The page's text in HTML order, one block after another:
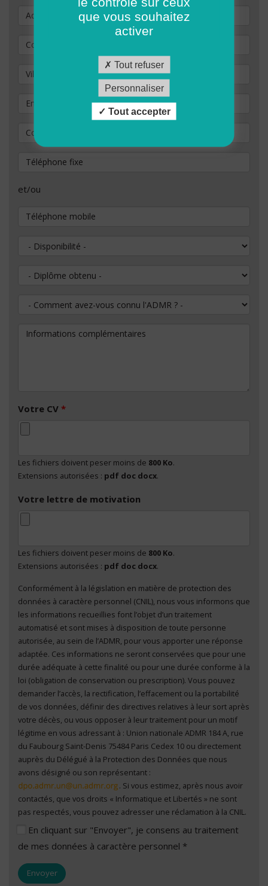
Adresse
Code Postal
Ville / commune
Email
Confirmation de votre adresse e-mail
Téléphone fixe
et/ou
Téléphone mobile
Disponibilité
Diplôme obtenu
Comment avez-vous connu l'ADMR ?
Informations complémentaires
Votre CV *
Les fichiers doivent peser moins de 800 Ko.
Extensions autorisées : pdf doc docx.
Votre lettre de motivation
Les fichiers doivent peser moins de 800 Ko.
Extensions autorisées : pdf doc docx.
En cliquant sur "Envoyer", je consens au traitement
de mes données à caractère personnel *
Conformément à la législation en matière de protection des
données à caractère personnel (CNIL), nous vous informons que
les informations recueillies font l’objet d’un traitement
automatisé et sont mises à disposition de toute personne
autorisée, au sein de l’ADMR, pour vous apporter une réponse
adaptée. Ces informations ne seront conservées que pour une
durée adéquate à cette finalité ou pour une durée conforme à la
loi (obligation de conservation ou prescription). Vous pouvez
demander l’accès, la rectification, l’effacement ou la portabilité
de vos données, définir des directives relatives à leur sort après
votre décès, ou vous opposer à leur traitement pour un motif
légitime en vous adressant à : Union nationale ADMR 184 A, rue
du Faubourg Saint-Denis 75484 Paris Cedex 10 ou directement
auprès du Délégué à la Protection des Données que nous
avons désigné ou son représentant :
. Si vous estimez, après nous avoir
contactés, que vos droits « Informatique et Libertés » ne sont
pas respectés, vous pouvez adresser une réclamation à la CNIL.
En cliquant sur "Envoyer", je consens au traitement
de mes données à caractère personnel *
que vous souhaitez
activer
Tout refuser
Personnaliser
Tout accepter